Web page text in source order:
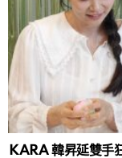
KARA 韓昇延雙手